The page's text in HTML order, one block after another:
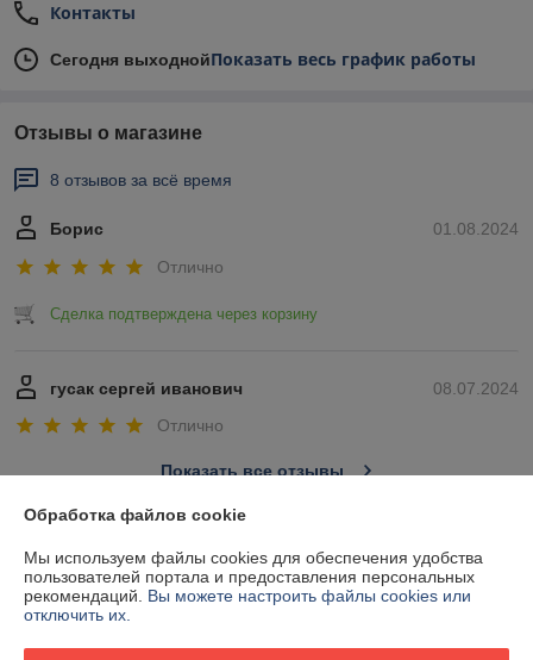
Контакты
Сегодня выходнойПоказать весь график работы
Отзывы о магазине
8 отзывов за всё время
01.08.2024
Борис
Отлично
Сделка подтверждена через корзину
08.07.2024
гусак сергей иванович
Отлично
Показать все отзывы
О нас
Контакты
Обработка файлов cookie
Мы используем файлы cookies для обеспечения удобства
пользователей портала и предоставления персональных
рекомендаций. Вы можете настроить файлы cookies или
отключить их.